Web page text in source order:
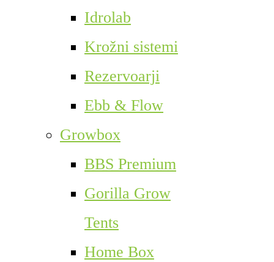
Idrolab
Krožni sistemi
Rezervoarji
Ebb & Flow
Growbox
BBS Premium
Gorilla Grow
Tents
Home Box